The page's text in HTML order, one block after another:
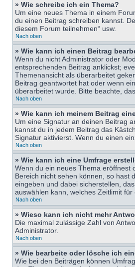
» Wie schreibe ich ein Thema?
Um eine neues Thema in einem
du einen Beitrag schreiben kannst.
diesem Forum teilnehmen“ usw.
Nach oben
» Wie kann ich einen Beitrag
Wenn du nicht Administrator oder
entsprechenden Beitrag anklickst;
Themenansicht als überarbeitet
Beitrag geantwortet hat oder wenn
überarbeitet wurde. Bitte beachte,
Nach oben
» Wie kann ich meinem Beitrag
Um eine Signatur an deinen Beitrag
kannst du in jedem Beitrag das
Signatur aktivierst. Wenn du einen
Nach oben
» Wie kann ich eine Umfrage
Wenn du ein neues Thema eröffnest
Bereich nicht sehen können, so hast
eingeben und dabei sicherstellen,
auswählen kann, welches Zeitlimit
Nach oben
» Wieso kann ich nicht mehr
Die maximal zulässige Zahl von
Administrator.
Nach oben
» Wie bearbeite oder lösche ich
Wie bei den Beiträgen können